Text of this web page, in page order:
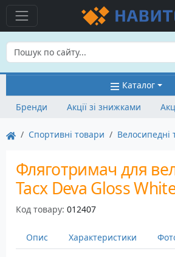
Каталог
Бренди
Акції зі знижками
Спортивні товари Велосипедні
Фляготримач для
Tacx Deva Gloss
Код товару: 012407
Опис Характеристики